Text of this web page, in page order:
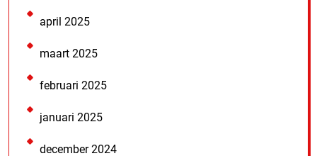
april 2025
maart 2025
februari 2025
januari 2025
december 2024